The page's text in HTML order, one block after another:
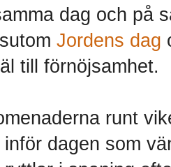
dag och på
Jordens dag
till förnöjsamhet.
runt
inför dagen som